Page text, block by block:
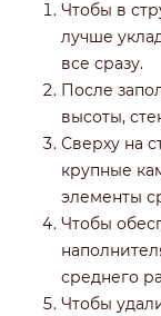
Чтобы в
лучше
все сразу.
После
высоты,
Сверху на
крупные
элементы
Чтобы
среднего
Чтобы